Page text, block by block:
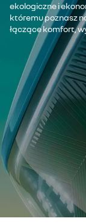
ekologiczne i
któremu poznasz
łączące komfort,